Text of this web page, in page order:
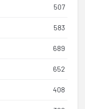
507
583
689
652
408